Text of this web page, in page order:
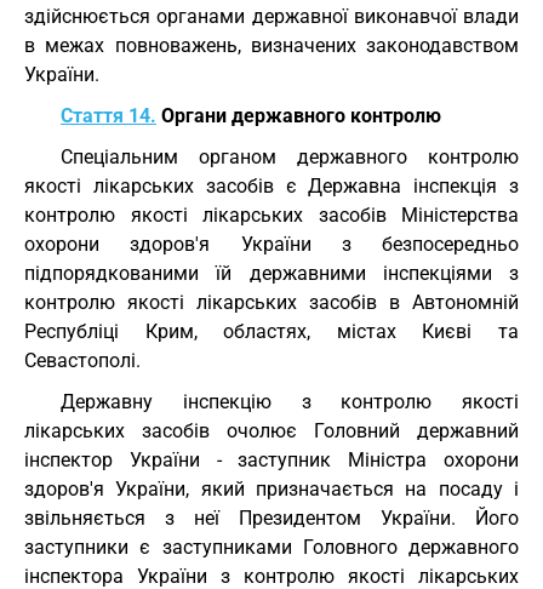
здійснюється органами державної виконавчої влади
в межах повноважень, визначених законодавством
України.
Стаття 14. Органи державного контролю
Спеціальним органом державного контролю
якості лікарських засобів є Державна інспекція з
контролю якості лікарських засобів Міністерства
охорони здоров'я України з безпосередньо
підпорядкованими їй державними інспекціями з
контролю якості лікарських засобів в Автономній
Республіці Крим, областях, містах Києві та
Севастополі.
Державну інспекцію з контролю якості
лікарських засобів очолює Головний державний
інспектор України - заступник Міністра охорони
здоров'я України, який призначається на посаду і
звільняється з неї Президентом України. Його
заступники є заступниками Головного державного
інспектора України з контролю якості лікарських